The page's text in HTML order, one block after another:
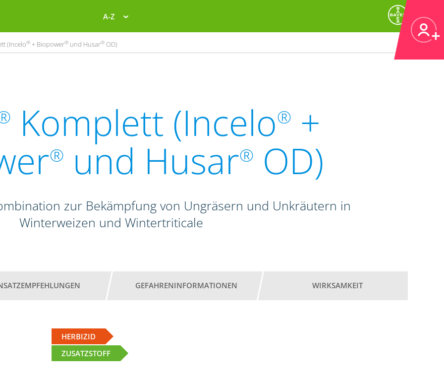
A-Z
(Incelo® + Biopower® und Husar® OD)
Komplett (Incelo® +
® und Husar® OD)
zur Bekämpfung von Ungräsern und Unkräutern in
Winterweizen und Wintertriticale
GEFAHRENINFORMATIONEN WIRKSAMKEIT
HERBIZID
ZUSATZSTOFF